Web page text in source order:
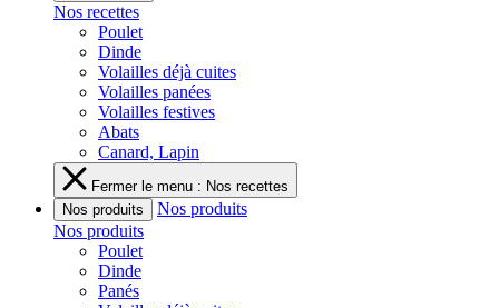
Nos recettes
Poulet
Dinde
Volailles déjà cuites
Volailles panées
Volailles festives
Abats
Canard, Lapin
Fermer le menu : Nos recettes
Nos produits
Nos produits
Nos produits
Poulet
Dinde
Panés